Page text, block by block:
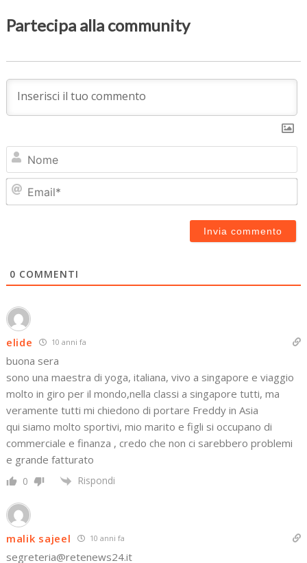
Partecipa alla community
0 COMMENTI
elide 10 anni fa
buona sera
sono una maestra di yoga, italiana, vivo a singapore e viaggio
molto in giro per il mondo,nella classi a singapore tutti, ma
veramente tutti mi chiedono di portare Freddy in Asia
qui siamo molto sportivi, mio marito e figli si occupano di
commerciale e finanza , credo che non ci sarebbero problemi
e grande fatturato
0 Rispondi
malik sajeel 10 anni fa
segreteria@retenews24.it